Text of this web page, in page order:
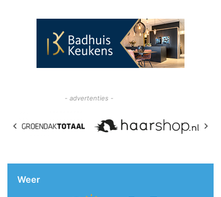
- advertenties -
Weer